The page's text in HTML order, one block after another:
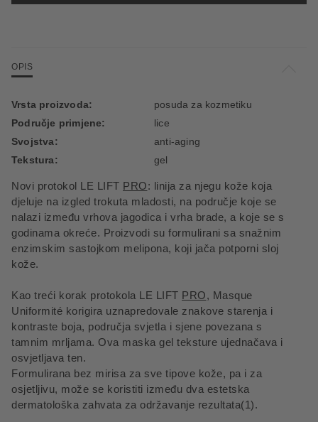
OPIS
Novi protokol LE LIFT PRO: linija za njegu kože koja
djeluje na izgled trokuta mladosti, na područje koje se
nalazi između vrhova jagodica i vrha brade, a koje se s
godinama okreće. Proizvodi su formulirani sa snažnim
enzimskim sastojkom melipona, koji jača potporni sloj
kože.
Kao treći korak protokola LE LIFT PRO, Masque
Uniformité korigira uznapredovale znakove starenja i
kontraste boja, područja svjetla i sjene povezana s
tamnim mrljama. Ova maska gel teksture ujednačava i
osvjetljava ten.
Formulirana bez mirisa za sve tipove kože, pa i za
osjetljivu, može se koristiti između dva estetska
dermatološka zahvata za održavanje rezultata(1).
Vrsta proizvoda:
posuda za kozmetiku
Područje primjene:
lice
Svojstva:
anti-aging
Tekstura:
gel